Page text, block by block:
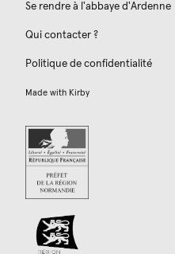
Se rendre à l'abbaye d'Ardenne
Qui contacter ?
Politique de confidentialité
Made with Kirby